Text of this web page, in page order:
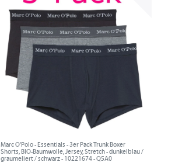
Marc O'Polo - Essentials - 3er Pack Trunk Boxer
Shorts, BIO-Baumwolle, Jersey, Stretch - dunkelblau /
graumeliert / schwarz - 10221674 - Q5A0